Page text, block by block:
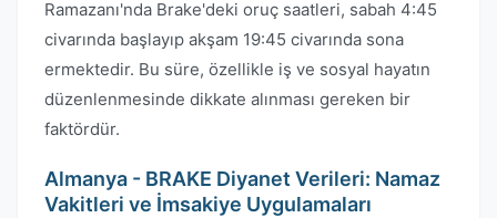
Ramazanı'nda Brake'deki oruç saatleri, sabah 4:45
civarında başlayıp akşam 19:45 civarında sona
ermektedir. Bu süre, özellikle iş ve sosyal hayatın
düzenlenmesinde dikkate alınması gereken bir
faktördür.
Almanya - BRAKE Diyanet Verileri: Namaz
Vakitleri ve İmsakiye Uygulamaları